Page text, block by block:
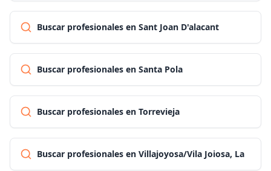
Buscar profesionales en Sant Joan D'alacant
Buscar profesionales en Santa Pola
Buscar profesionales en Torrevieja
Buscar profesionales en Villajoyosa/Vila Joiosa, La